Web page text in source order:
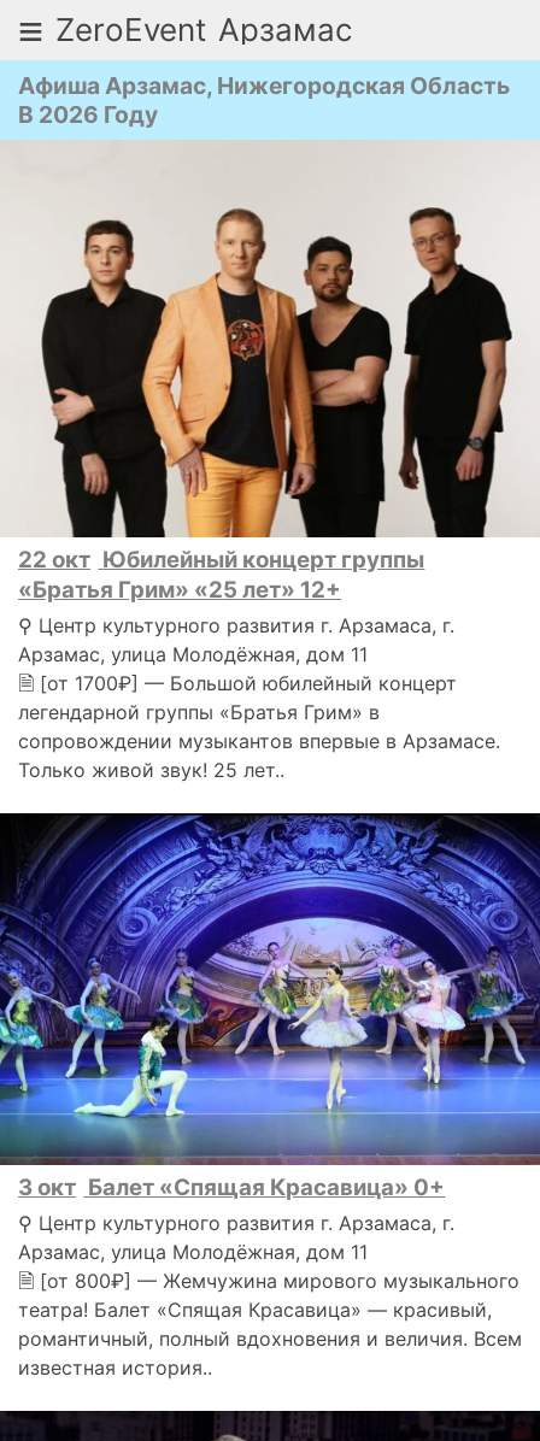
≡ ZeroEvent Арзамас
Афиша Арзамас, Нижегородская Область
В 2026 Году
22 окт Юбилейный концерт группы
«Братья Грим» «25 лет» 12+
⚲ Центр культурного развития г. Арзамаса, г.
Арзамас, улица Молодёжная, дом 11
🗎 [от 1700₽] — Большой юбилейный концерт
легендарной группы «Братья Грим» в
сопровождении музыкантов впервые в Арзамасе.
Только живой звук! 25 лет..
3 окт Балет «Спящая Красавица» 0+
⚲ Центр культурного развития г. Арзамаса, г.
Арзамас, улица Молодёжная, дом 11
🗎 [от 800₽] — Жемчужина мирового музыкального
театра! Балет «Спящая Красавица» — красивый,
романтичный, полный вдохновения и величия. Всем
известная история..